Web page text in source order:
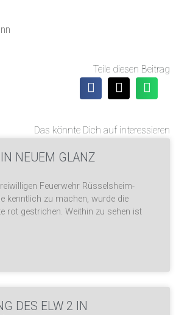
Teile diesen Beitrag
Das könnte Dich auf interessieren
NEUEM GLANZ
Feuerwehr Rüsselsheim-
kenntlich zu machen, wurde die
rot gestrichen. Weithin zu sehen ist
DES ELW 2 IN